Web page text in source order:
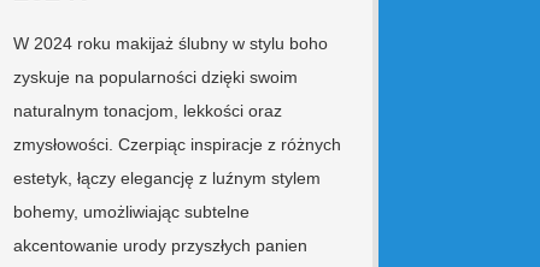
W 2024 roku makijaż ślubny w stylu boho
zyskuje na popularności dzięki swoim
naturalnym tonacjom, lekkości oraz
zmysłowości. Czerpiąc inspiracje z różnych
estetyk, łączy elegancję z luźnym stylem
bohemy, umożliwiając subtelne
akcentowanie urody przyszłych panien